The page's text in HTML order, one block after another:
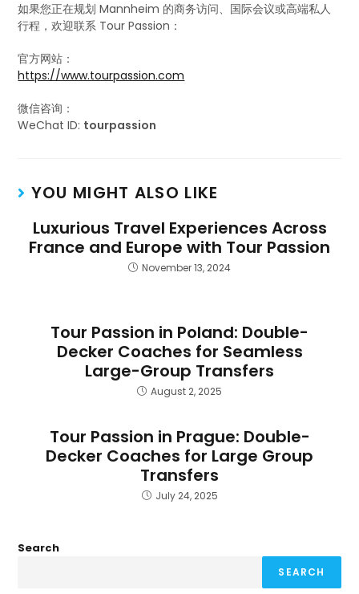
如果您正在规划 Mannheim 的商务访问、国际会议或高端私人
行程，欢迎联系 Tour Passion：
官方网站：
https://www.tourpassion.com
微信咨询：
WeChat ID: tourpassion
YOU MIGHT ALSO LIKE
Luxurious Travel Experiences Across
France and Europe with Tour Passion
November 13, 2024
Tour Passion in Poland: Double-
Decker Coaches for Seamless
Large-Group Transfers
August 2, 2025
Tour Passion in Prague: Double-
Decker Coaches for Large Group
Transfers
July 24, 2025
Search
SEARCH